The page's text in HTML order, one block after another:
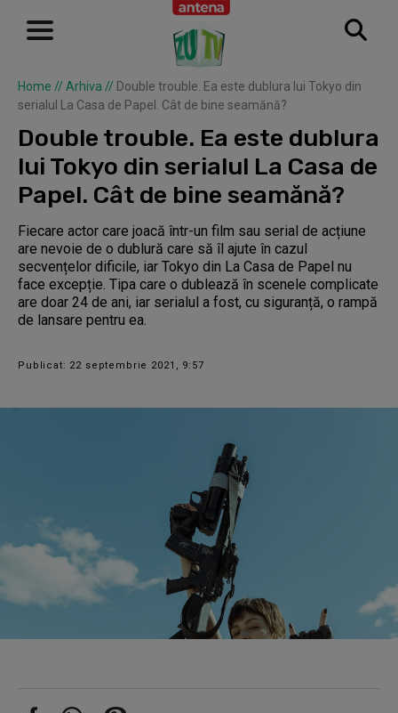
Home // Arhiva // Double trouble. Ea este dublura lui Tokyo din
serialul La Casa de Papel. Cât de bine seamănă?
Double trouble. Ea este dublura
lui Tokyo din serialul La Casa de
Papel. Cât de bine seamănă?
Fiecare actor care joacă într-un film sau serial de acțiune
are nevoie de o dublură care să îl ajute în cazul
secvențelor dificile, iar Tokyo din La Casa de Papel nu
face excepție. Tipa care o dublează în scenele complicate
are doar 24 de ani, iar serialul a fost, cu siguranță, o rampă
de lansare pentru ea.
Publicat: 22 septembrie 2021, 9:57